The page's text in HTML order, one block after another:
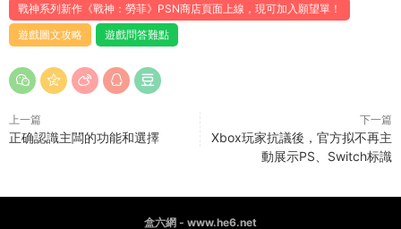
戰神系列新作《戰神：勞菲》PSN商店頁面上線，現可加入願望單！
遊戲圖文攻略
遊戲問答難點
上一篇
正确認識主闆的功能和選擇
下一篇
Xbox玩家抗議後，官方拟不再主
動展示PS、Switch标識
盒六網 - www.he6.net